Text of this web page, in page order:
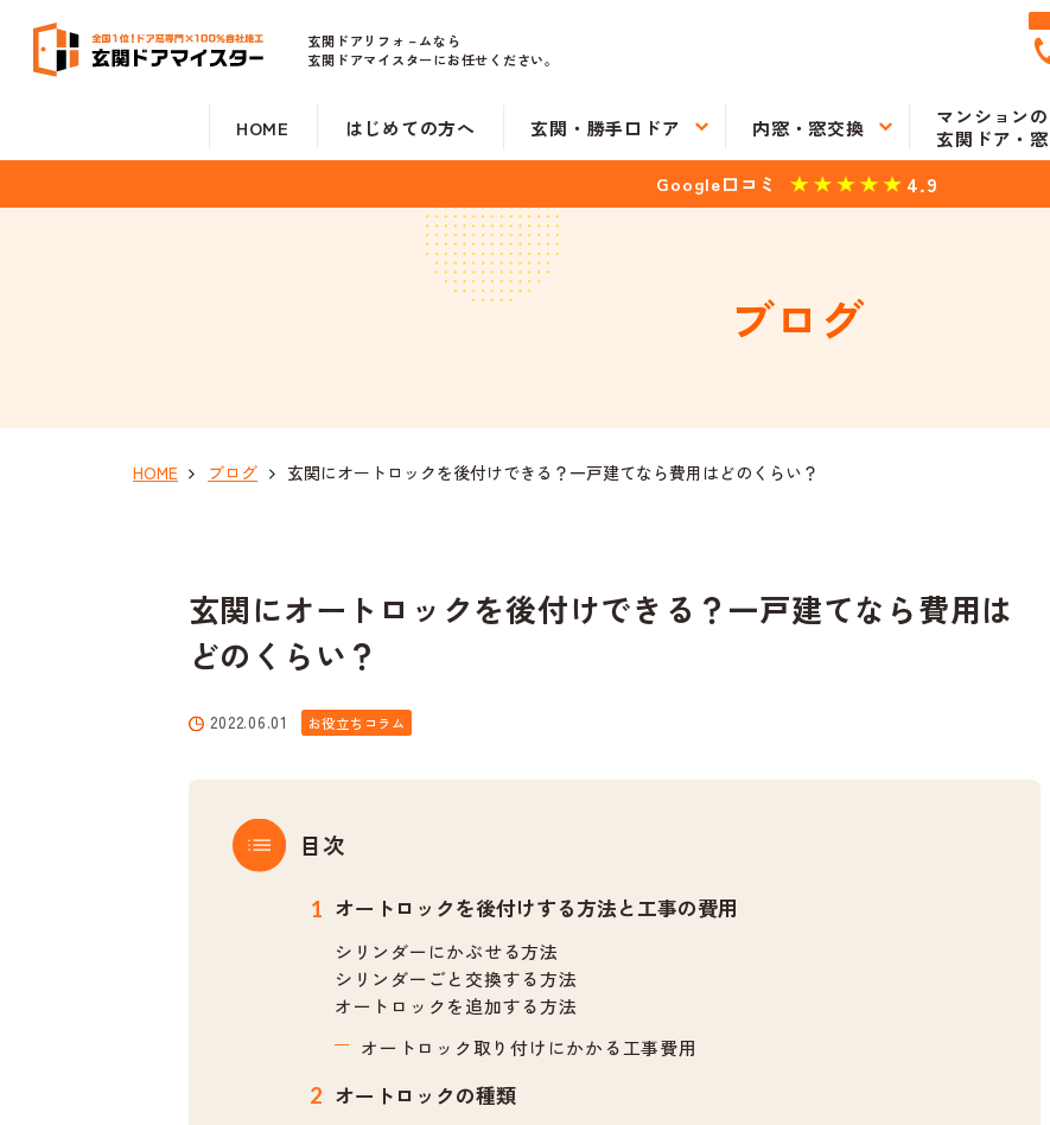
玄関ドアリフォ－ムなら
玄関ドアマイスターにお任せください。
HOME はじめての方へ 玄関・勝手口ドア 内窓・窓交換
マンションの
玄関ドア・窓
Google口コミ 4.9
ブログ
HOME ブログ 玄関にオートロックを後付けできる？一戸建てなら費用はどのくらい？
玄関にオートロックを後付けできる？一戸建てなら費用は
どのくらい？
2022.06.01 お役立ちコラム
目次
オートロックを後付けする方法と工事の費用
シリンダーにかぶせる方法
シリンダーごと交換する方法
オートロックを追加する方法
オートロック取り付けにかかる工事費用
オートロックの種類